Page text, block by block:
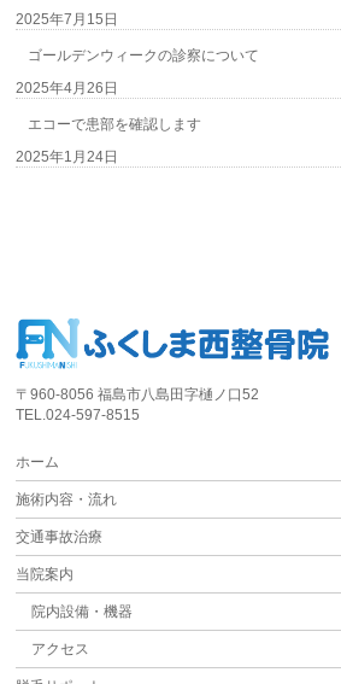
2025年7月15日
ゴールデンウィークの診察について
2025年4月26日
エコーで患部を確認します
2025年1月24日
〒960-8056 福島市八島田字樋ノ口52
TEL.024-597-8515
ホーム
施術内容・流れ
交通事故治療
当院案内
院内設備・機器
アクセス